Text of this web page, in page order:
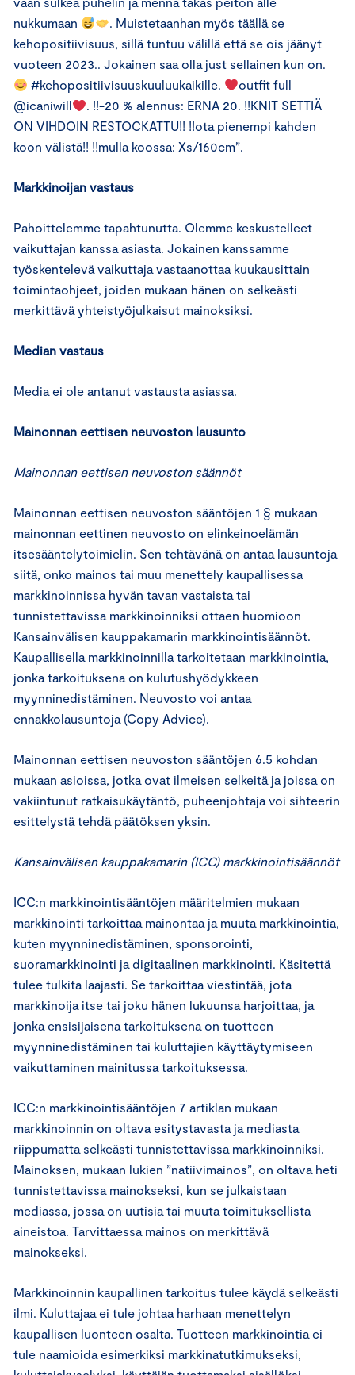
nukkumaan
. Muistetaanhan myös täällä se
kehopositiivisuus, sillä tuntuu välillä että se ois jäänyt
vuoteen 2023.. Jokainen saa olla just sellainen kun on.
#kehopositiivisuuskuuluukaikille.
outfit full
@icaniwill
. !!-20 % alennus: ERNA 20. !!KNIT SETTIÄ
ON VIHDOIN RESTOCKATTU!! !!ota pienempi kahden
koon välistä!! !!mulla koossa: Xs/160cm”.
Markkinoijan vastaus
Pahoittelemme tapahtunutta. Olemme keskustelleet
vaikuttajan kanssa asiasta. Jokainen kanssamme
työskentelevä vaikuttaja vastaanottaa kuukausittain
toimintaohjeet, joiden mukaan hänen on selkeästi
merkittävä yhteistyöjulkaisut mainoksiksi.
Median vastaus
Media ei ole antanut vastausta asiassa.
Mainonnan eettisen neuvoston lausunto
Mainonnan eettisen neuvoston säännöt
Mainonnan eettisen neuvoston sääntöjen 1 § mukaan
mainonnan eettinen neuvosto on elinkeinoelämän
itsesääntelytoimielin. Sen tehtävänä on antaa lausuntoja
siitä, onko mainos tai muu menettely kaupallisessa
markkinoinnissa hyvän tavan vastaista tai
tunnistettavissa markkinoinniksi ottaen huomioon
Kansainvälisen kauppakamarin markkinointisäännöt.
Kaupallisella markkinoinnilla tarkoitetaan markkinointia,
jonka tarkoituksena on kulutushyödykkeen
myynninedistäminen. Neuvosto voi antaa
ennakkolausuntoja (Copy Advice).
Mainonnan eettisen neuvoston sääntöjen 6.5 kohdan
mukaan asioissa, jotka ovat ilmeisen selkeitä ja joissa on
vakiintunut ratkaisukäytäntö, puheenjohtaja voi sihteerin
esittelystä tehdä päätöksen yksin.
Kansainvälisen kauppakamarin (ICC) markkinointisäännöt
ICC:n markkinointisääntöjen määritelmien mukaan
markkinointi tarkoittaa mainontaa ja muuta markkinointia,
kuten myynninedistäminen, sponsorointi,
suoramarkkinointi ja digitaalinen markkinointi. Käsitettä
tulee tulkita laajasti. Se tarkoittaa viestintää, jota
markkinoija itse tai joku hänen lukuunsa harjoittaa, ja
jonka ensisijaisena tarkoituksena on tuotteen
myynninedistäminen tai kuluttajien käyttäytymiseen
vaikuttaminen mainitussa tarkoituksessa.
ICC:n markkinointisääntöjen 7 artiklan mukaan
markkinoinnin on oltava esitystavasta ja mediasta
riippumatta selkeästi tunnistettavissa markkinoinniksi.
Mainoksen, mukaan lukien ”natiivimainos”, on oltava heti
tunnistettavissa mainokseksi, kun se julkaistaan
mediassa, jossa on uutisia tai muuta toimituksellista
aineistoa. Tarvittaessa mainos on merkittävä
mainokseksi.
Markkinoinnin kaupallinen tarkoitus tulee käydä selkeästi
ilmi. Kuluttajaa ei tule johtaa harhaan menettelyn
kaupallisen luonteen osalta. Tuotteen markkinointia ei
tule naamioida esimerkiksi markkinatutkimukseksi,